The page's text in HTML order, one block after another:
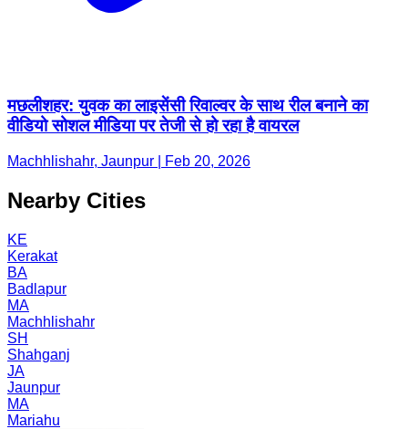
मछलीशहर: युवक का लाइसेंसी रिवाल्वर के साथ रील बनाने का
वीडियो सोशल मीडिया पर तेजी से हो रहा है वायरल
Machhlishahr, Jaunpur | Feb 20, 2026
Nearby Cities
KE
Kerakat
BA
Badlapur
MA
Machhlishahr
SH
Shahganj
JA
Jaunpur
MA
Mariahu